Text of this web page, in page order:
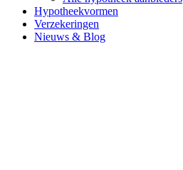
Hypotheekvormen
Verzekeringen
Nieuws & Blog